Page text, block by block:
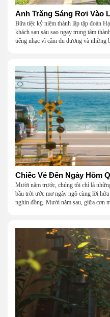
Ánh Trăng Sáng Rơi Vào
Bữa tiệc kỷ niệm thành lập tập đoàn
khách sạn sáu sao ngay trung tâm
tiếng nhạc vĩ cầm du dương và những
Chiếc Vé Đến Ngày Hôm
Mười năm trước, chúng tôi chỉ là
bầu trời ước mơ ngây ngô cùng lời
nghìn đồng. Mười năm sau, giữa cơn